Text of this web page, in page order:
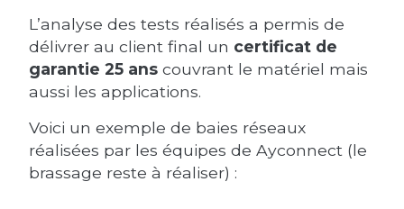
L’analyse des tests réalisés a permis de
délivrer au client final un certificat de
garantie 25 ans couvrant le matériel mais
aussi les applications.
Voici un exemple de baies réseaux
réalisées par les équipes de Ayconnect (le
brassage reste à réaliser) :